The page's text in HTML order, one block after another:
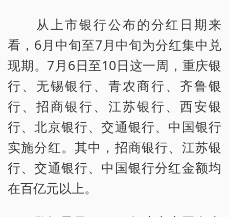
从上市银行公布的分红日期来
看，6月中旬至7月中旬为分红集中兑
现期。7月6日至10日这一周，重庆银
行、无锡银行、青农商行、齐鲁银
行、招商银行、江苏银行、西安银
行、北京银行、交通银行、中国银行
实施分红。其中，招商银行、江苏银
行、交通银行、中国银行分红金额均
在百亿元以上。